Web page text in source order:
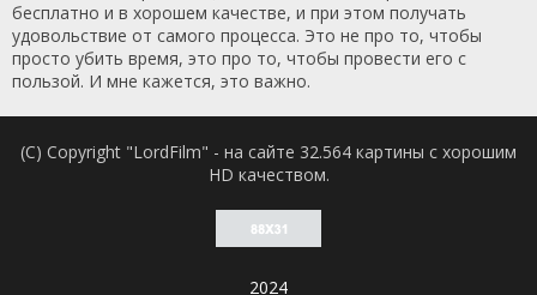
бесплатно и в хорошем качестве, и при этом получать
удовольствие от самого процесса. Это не про то, чтобы
просто убить время, это про то, чтобы провести его с
пользой. И мне кажется, это важно.
(C) Copyright "LordFilm" - на сайте 32.564 картины с хорошим
HD качеством.
2024